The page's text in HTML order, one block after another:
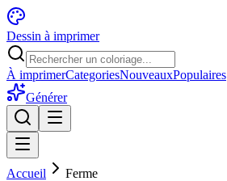
Dessin à imprimer
À imprimerCategoriesNouveauxPopulaires
Générer
Accueil Ferme